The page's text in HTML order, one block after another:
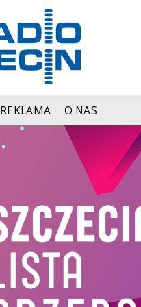
REKLAMA O NAS